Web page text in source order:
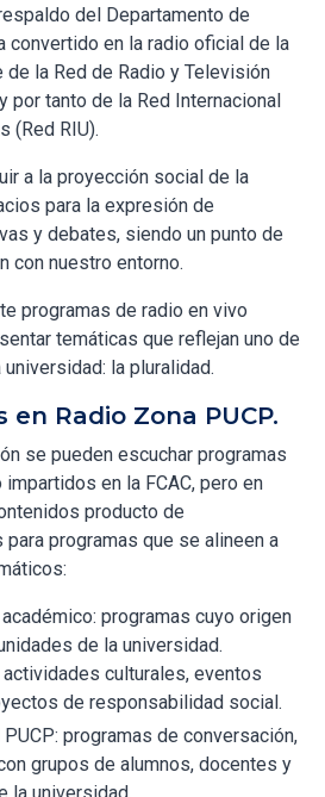
del Departamento de
convertido en la radio oficial de la
de la Red de Radio y Televisión
por tanto de la Red Internacional
(Red RIU).
a la proyección social de la
para la expresión de
y debates, siendo un punto de
con nuestro entorno.
programas de radio en vivo
temáticas que reflejan uno de
la pluralidad.
Radio Zona PUCP.
se pueden escuchar programas
en la FCAC, pero en
producto de
programas que se alineen a
programas cuyo origen
de la universidad.
culturales, eventos
de responsabilidad social.
programas de conversación,
grupos de alumnos, docentes y